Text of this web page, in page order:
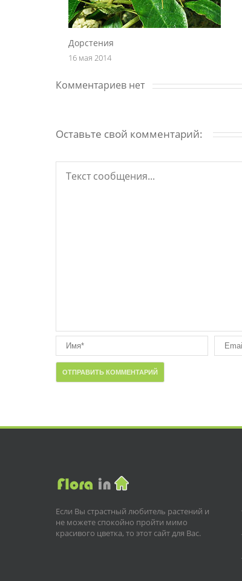
Дорстения
16 мая 2014
Комментариев нет
Оставьте свой комментарий:
Если Вы страстный любитель растений и
не можете спокойно пройти мимо
красивого цветка, то этот сайт для Вас.